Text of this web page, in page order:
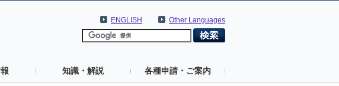
Other Languages
ENGLISH
知識・解説 各種申請・ご案内